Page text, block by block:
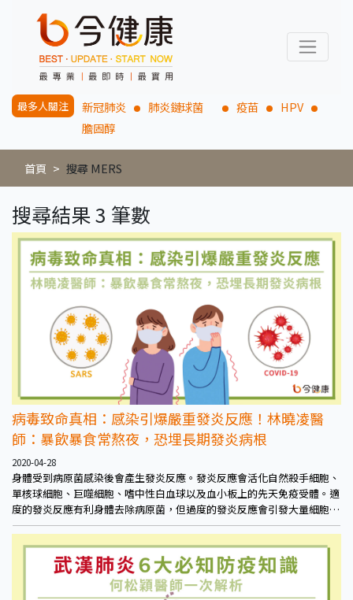
最多人關注 新冠肺炎 肺炎鏈球菌 疫苗
HPV
膽固醇
首頁 搜尋 MERS
搜尋結果 3 筆數
病毒致命真相：感染引爆嚴重發炎反應！林曉凌醫
師：暴飲暴食常熬夜，恐埋長期發炎病根
2020-04-28
身體受到病原菌感染後會產生發炎反應。發炎反應會活化自然殺手細胞、
單核球細胞、巨噬細胞、嗜中性白血球以及血小板上的先天免疫受體。適
度的發炎反應有利身體去除病原菌，但過度的發炎反應會引發大量細胞激
素的產生，卻對身體有害。